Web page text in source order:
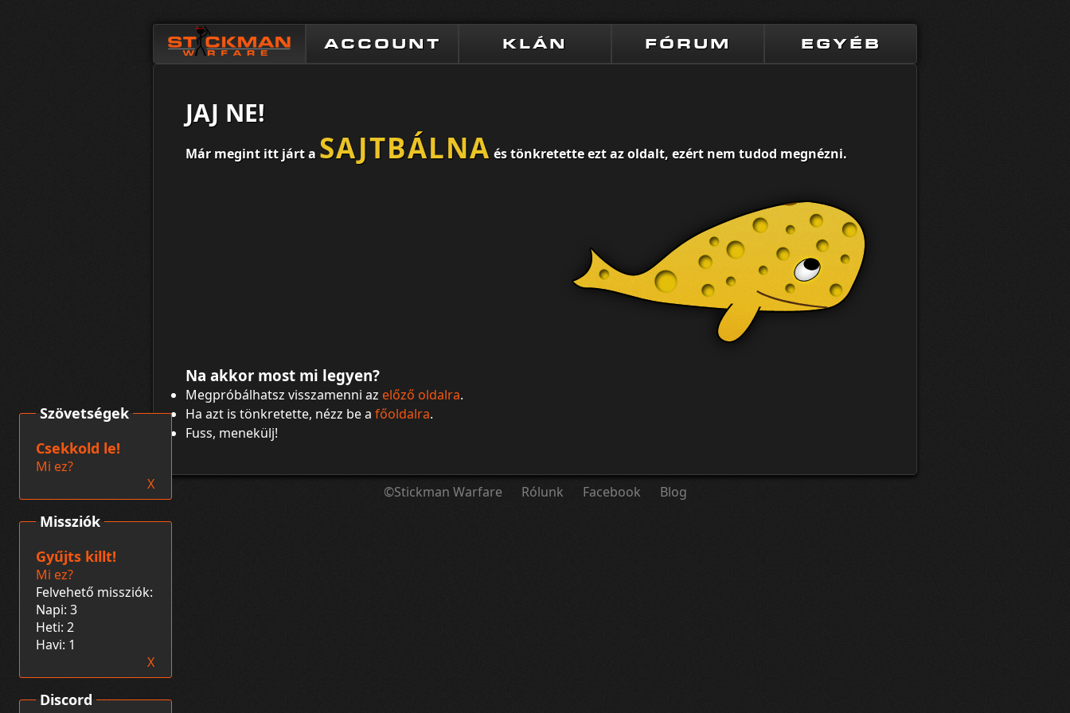
ACCOUNT KLÁN FÓRUM EGYÉB
JAJ NE!
Már megint itt járt a SAJTBÁLNA és tönkretette ezt az oldalt, ezért nem tudod megnézni.
Na akkor most mi legyen?
Megpróbálhatsz visszamenni az előző oldalra.
Ha azt is tönkretette, nézz be a főoldalra.
Fuss, menekülj!
©Stickman Warfare Rólunk Facebook Blog
Discord
Missziók
Gyűjts killt!
Mi ez?
Felvehető missziók:
Napi: 3
Heti: 2
Havi: 1
X
Szövetségek
Csekkold le!
Mi ez?
X